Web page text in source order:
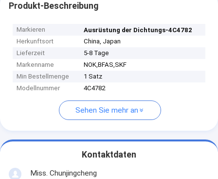
Produkt-Beschreibung
Markieren
Ausrüstung der Dichtungs-4C4782
Herkunftsort
China, Japan
Lieferzeit
5-8 Tage
Markenname
NOK,BFAS,SKF
Min Bestellmenge
1 Satz
Modellnummer
4C4782
Sehen Sie mehr an
Kontaktdaten
Miss. Chunjingcheng